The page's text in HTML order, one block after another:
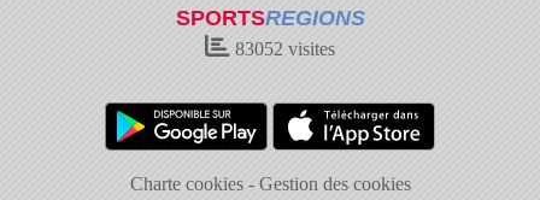
SPORTSREGIONS
83052 visites
Charte cookies
Gestion des cookies